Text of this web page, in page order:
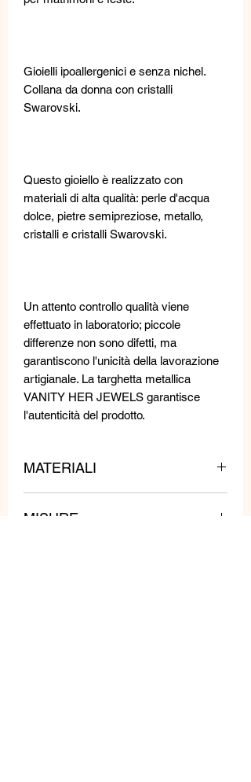
Gioielli ipoallergenici e senza nichel.
Collana da donna con cristalli
Swarovski.
Questo gioiello è realizzato con
materiali di alta qualità: perle d'acqua
dolce, pietre semipreziose, metallo,
cristalli e cristalli Swarovski.
Un attento controllo qualità viene
effettuato in laboratorio; piccole
differenze non sono difetti, ma
garantiscono l'unicità della lavorazione
artigianale. La targhetta metallica
VANITY HER JEWELS garantisce
l'autenticità del prodotto.
MATERIALI
MISURE